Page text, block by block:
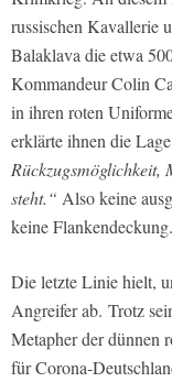
russischen Kavallerie
Balaklava die etwa
Kommandeur Colin
in ihren roten
erklärte ihnen die
Rückzugsmöglichkeit,
steht.“ Also keine
keine Flankendeckung.
Die letzte Linie hielt,
Angreifer ab. Trotz
Metapher der dünnen
für Corona-